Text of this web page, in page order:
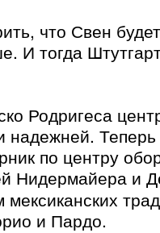
что Свен
И тогда
Родригеса
надежней.
по центру
Нидермайера и
и Пардо.